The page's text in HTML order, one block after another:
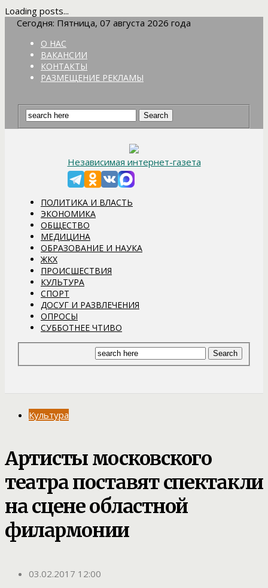
Loading posts...
Сегодня: Пятница, 07 августа 2026 года
О НАС
ВАКАНСИИ
КОНТАКТЫ
РАЗМЕЩЕНИЕ РЕКЛАМЫ
Независимая интернет-газета
ПОЛИТИКА И ВЛАСТЬ
ЭКОНОМИКА
ОБЩЕСТВО
МЕДИЦИНА
ОБРАЗОВАНИЕ И НАУКА
ЖКХ
ПРОИСШЕСТВИЯ
КУЛЬТУРА
СПОРТ
ДОСУГ И РАЗВЛЕЧЕНИЯ
ОПРОСЫ
СУББОТНЕЕ ЧТИВО
Культура
Артисты московского
театра поставят спектакли
на сцене областной
филармонии
03.02.2017 12:00